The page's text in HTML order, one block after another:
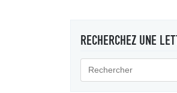
RECHERCHEZ UNE